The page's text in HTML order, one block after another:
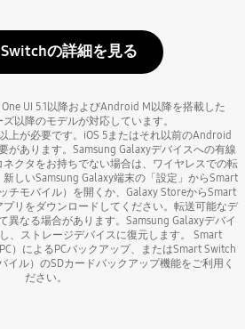
の詳細を見る
UI 5.1以降およびAndroid M以降を搭載した
以降のモデルが対応しています。
が必要です。iOS 5またはそれ以前のAndroid
があります。Samsung Galaxyデバイスへの有線
クタをお持ちでない場合は、ワイヤレスでの転
しいSamsung Galaxy端末の「設定」からSmart
チモバイル）を開くか、Galaxy StoreからSmart
リをダウンロードしてください。転送可能なデ
異なる場合があります。Samsung Galaxyデバイ
、ストレージデバイスに復元します。 Smart
）によるPCバックアップ、またはSmart Switch
イル）のSDカードバックアップ機能をご利用く
ださい。